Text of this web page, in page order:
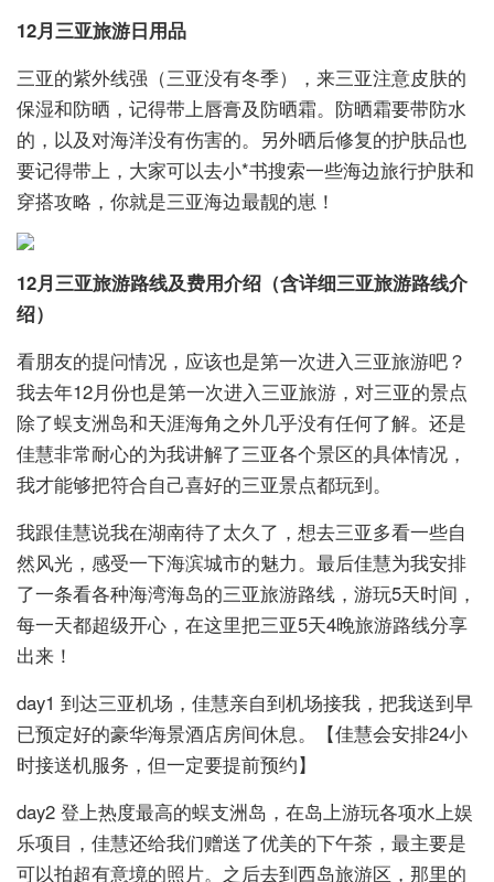
12月三亚旅游日用品
三亚的紫外线强（三亚没有冬季），来三亚注意皮肤的
保湿和防晒，记得带上唇膏及防晒霜。防晒霜要带防水
的，以及对海洋没有伤害的。另外晒后修复的护肤品也
要记得带上，大家可以去小*书搜索一些海边旅行护肤和
穿搭攻略，你就是三亚海边最靓的崽！
12月三亚旅游路线及费用介绍（含详细三亚旅游路线介
绍）
看朋友的提问情况，应该也是第一次进入三亚旅游吧？
我去年12月份也是第一次进入三亚旅游，对三亚的景点
除了蜈支洲岛和天涯海角之外几乎没有任何了解。还是
佳慧非常耐心的为我讲解了三亚各个景区的具体情况，
我才能够把符合自己喜好的三亚景点都玩到。
我跟佳慧说我在湖南待了太久了，想去三亚多看一些自
然风光，感受一下海滨城市的魅力。最后佳慧为我安排
了一条看各种海湾海岛的三亚旅游路线，游玩5天时间，
每一天都超级开心，在这里把三亚5天4晚旅游路线分享
出来！
day1 到达三亚机场，佳慧亲自到机场接我，把我送到早
已预定好的豪华海景酒店房间休息。【佳慧会安排24小
时接送机服务，但一定要提前预约】
day2 登上热度最高的蜈支洲岛，在岛上游玩各项水上娱
乐项目，佳慧还给我们赠送了优美的下午茶，最主要是
可以拍超有意境的照片。之后去到西岛旅游区，那里的